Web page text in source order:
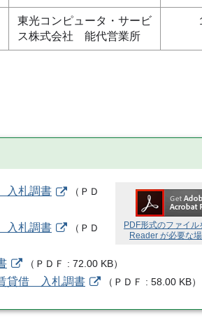
東光コンピュータ・サービ
ス株式会社 能代営業所
PDF形式のファイ
Reader が必要な
入札調書 （ ＰＤ
入札調書 （ ＰＤ
（ ＰＤＦ 72.00 KB）
貸借 入札調書 （ ＰＤＦ 58.00 KB）